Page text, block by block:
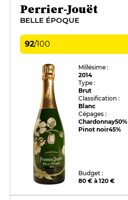
Perrier-Jouët
BELLE ÉPOQUE
92/100
Millésime :
2014
Type :
Brut
Classification :
Blanc
Cépages :
Chardonnay50%
Pinot noir45%
Budget :
80 € à 120 €